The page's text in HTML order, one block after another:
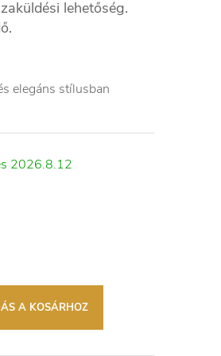
lehetőség.
elegáns stílusban
2026.8.12
A KOSÁRHOZ